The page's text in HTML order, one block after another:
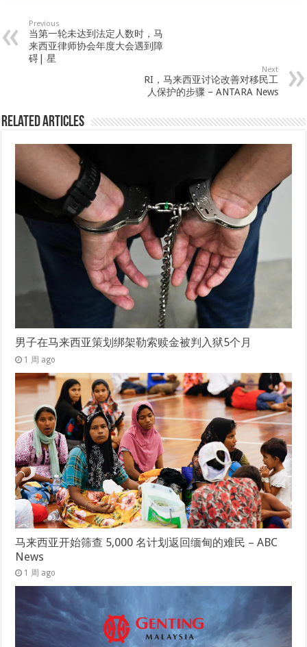
Previous
当第一轮未达到法定人数时，马
来西亚律师协会年度大会遇到障
碍| 星
Next
RI，马来西亚讨论改善对移民工
人保护的步骤 – ANTARA News
Related Articles
男子在马来西亚策划绑架勒索赎金被判入狱5个月
1 周 ago
马来西亚开始筛查 5,000 名计划返回缅甸的难民 – ABC
News
1 周 ago